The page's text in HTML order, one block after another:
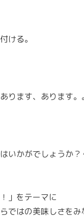
ける。
ります、あります。。
いかがでしょうか？
」をテーマに
ではの美味しさを